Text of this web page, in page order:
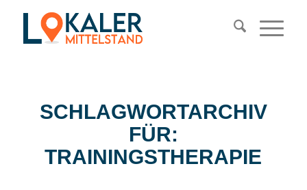
SCHLAGWORTARCHIV
FÜR:
TRAININGSTHERAPIE